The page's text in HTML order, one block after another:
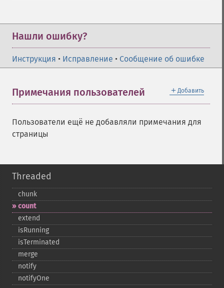
Нашли ошибку?
Инструкция • Исправление • Сообщение об ошибке
＋ Добавить
Примечания пользователей
Пользователи ещё не добавляли примечания для
страницы
Threaded
chunk
count
extend
isRunning
isTerminated
merge
notify
notifyOne